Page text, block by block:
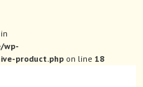
wp-
product.php on line 18